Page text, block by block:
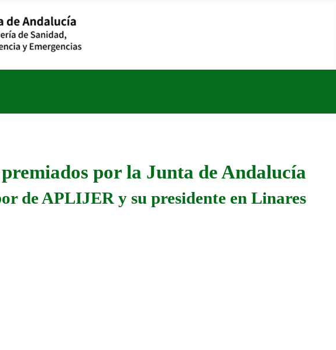
por la Junta de Andalucía
de APLIJER y su presidente en Linares